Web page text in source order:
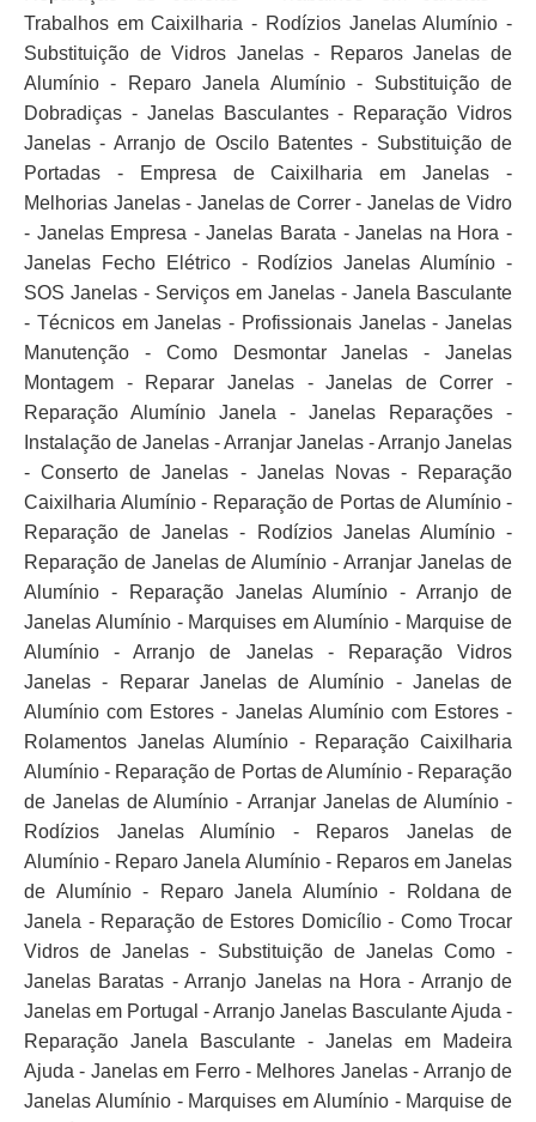
Trabalhos em Caixilharia - Rodízios Janelas Alumínio -
Substituição de Vidros Janelas - Reparos Janelas de
Alumínio - Reparo Janela Alumínio - Substituição de
Dobradiças - Janelas Basculantes - Reparação Vidros
Janelas - Arranjo de Oscilo Batentes - Substituição de
Portadas - Empresa de Caixilharia em Janelas -
Melhorias Janelas - Janelas de Correr - Janelas de Vidro
- Janelas Empresa - Janelas Barata - Janelas na Hora -
Janelas Fecho Elétrico - Rodízios Janelas Alumínio -
SOS Janelas - Serviços em Janelas - Janela Basculante
- Técnicos em Janelas - Profissionais Janelas - Janelas
Manutenção - Como Desmontar Janelas - Janelas
Montagem - Reparar Janelas - Janelas de Correr -
Reparação Alumínio Janela - Janelas Reparações -
Instalação de Janelas - Arranjar Janelas - Arranjo Janelas
- Conserto de Janelas - Janelas Novas - Reparação
Caixilharia Alumínio - Reparação de Portas de Alumínio -
Reparação de Janelas - Rodízios Janelas Alumínio -
Reparação de Janelas de Alumínio - Arranjar Janelas de
Alumínio - Reparação Janelas Alumínio - Arranjo de
Janelas Alumínio - Marquises em Alumínio - Marquise de
Alumínio - Arranjo de Janelas - Reparação Vidros
Janelas - Reparar Janelas de Alumínio - Janelas de
Alumínio com Estores - Janelas Alumínio com Estores -
Rolamentos Janelas Alumínio - Reparação Caixilharia
Alumínio - Reparação de Portas de Alumínio - Reparação
de Janelas de Alumínio - Arranjar Janelas de Alumínio -
Rodízios Janelas Alumínio - Reparos Janelas de
Alumínio - Reparo Janela Alumínio - Reparos em Janelas
de Alumínio - Reparo Janela Alumínio - Roldana de
Janela - Reparação de Estores Domicílio - Como Trocar
Vidros de Janelas - Substituição de Janelas Como -
Janelas Baratas - Arranjo Janelas na Hora - Arranjo de
Janelas em Portugal - Arranjo Janelas Basculante Ajuda -
Reparação Janela Basculante - Janelas em Madeira
Ajuda - Janelas em Ferro - Melhores Janelas - Arranjo de
Janelas Alumínio - Marquises em Alumínio - Marquise de